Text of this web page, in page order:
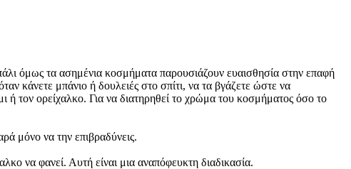
όμως τα ασημένια κοσμήματα παρουσιάζουν ευαισθησία στην επαφή
κάνετε μπάνιο ή δουλειές στο σπίτι, να τα βγάζετε ώστε να
τον ορείχαλκο. Για να διατηρηθεί το χρώμα του κοσμήματος όσο το
μόνο να την επιβραδύνεις.
να φανεί. Αυτή είναι μια αναπόφευκτη διαδικασία.